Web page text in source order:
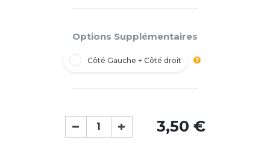
Options Supplémentaires
Côté Gauche + Côté droit
3,50 €